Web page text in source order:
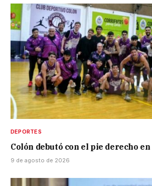
DEPORTES
Colón debutó con el pie derecho
9 de agosto de 2026